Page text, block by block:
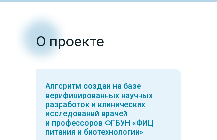
О проекте
Алгоритм создан на базе
верифицированных научных
разработок и клинических
исследований врачей
и профессоров ФГБУН «ФИЦ
питания и биотехнологии»